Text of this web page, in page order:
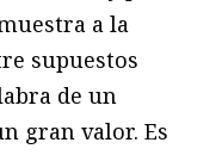
a la
supuestos
de un
gran valor. Es